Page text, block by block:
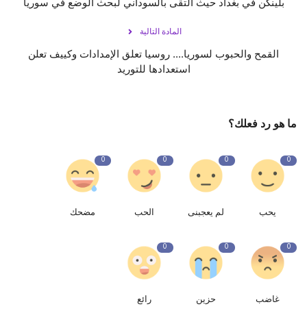
المادة التالية
القمح والحبوب لسوريا.... روسيا تعلق الإمدادات وكييف تعلن
استعدادها للتوريد
ما هو رد فعلك؟
0
يحب
0
لم يعجبنى
0
الحب
0
مضحك
0
غاضب
0
حزين
0
رائع